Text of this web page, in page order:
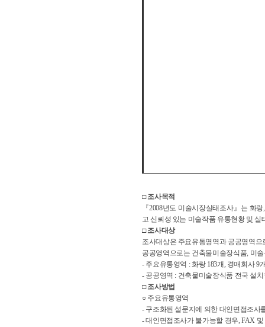
□ 조사목적
『2008년도 미술시장실태조사』는 화
고 신뢰성 있는 미술작품 유통현황 및
□ 조사대상
조사대상은 주요유통영역과 공공영역
공공영역으로는 건축물미술장식품, 미
- 주요유통영역 : 화랑 183개, 경매회사 9
- 공공영역 : 건축물미술장식품 전국 설
□조사방법
○ 주요유통영역
- 구조화된 설문지에 의한 대인면접조사
- 대인면접조사가 불가능할 경우, FAX